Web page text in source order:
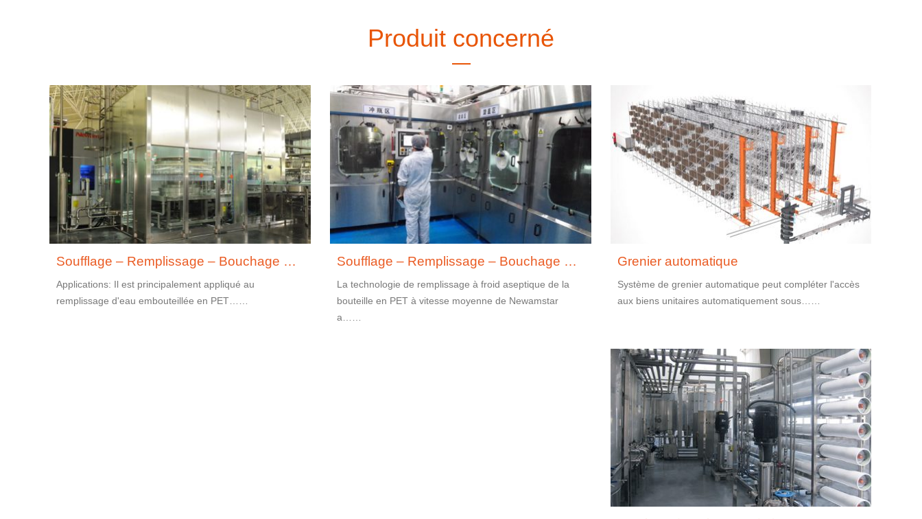
dans l’approvisionnement, la production, la vente, la circulation, les services et d’autres
des systèmes de stockage et des systèmes de gestion de l’entreprise est transparente. Le
système de contrôle centralisé, le terminal par le serveur, le terminal de sauvegarde, le
terminal de surveillance de ligne d’emballage, le terminal de surveillance et de gestion de la
logistique terminaux qui sont connectés via Ethernet, le partage des données et des
ressources tout en réalisant terminal de gestion ERP.
Produit concerné
Soufflage – Remplissage – Bouchage Combiblock d’eau embouteillée
Applications: Il est principalement appliqué au
remplissage d'eau embouteillée en PET……
Soufflage – Remplissage – Bouchage Combiblock aseptique
La technologie de remplissage à froid aseptique de la
bouteille en PET à vitesse moyenne de Newamstar
a……
Grenier automatique
Système de grenier automatique peut compléter l'accès
aux biens unitaires automatiquement sous……